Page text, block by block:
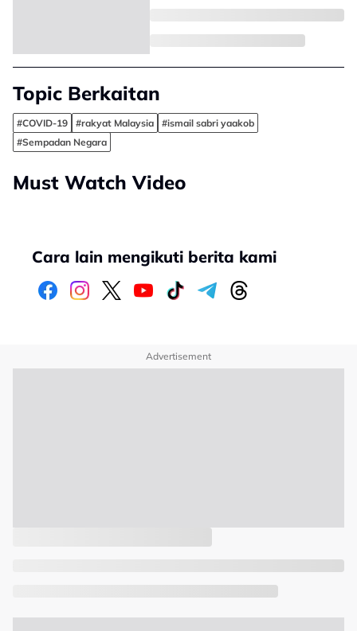
Topic Berkaitan
#COVID-19 #rakyat Malaysia
#ismail sabri yaakob
#Sempadan Negara
Must Watch Video
Cara lain mengikuti berita kami
Advertisement